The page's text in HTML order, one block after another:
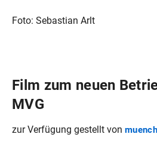
Foto: Sebastian Arlt
Film zum neuen
MVG
zur Verfügung gestellt von